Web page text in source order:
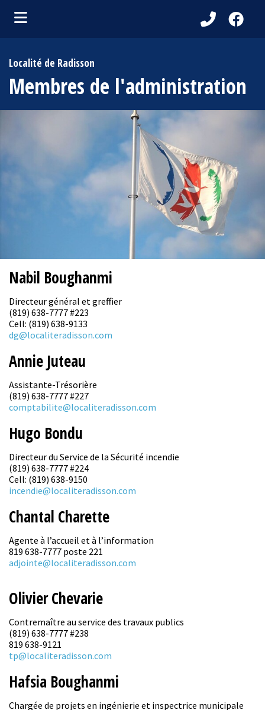
(Activités et loisirs )
Localité de Radisson
Membres de l'administration
Nabil Boughanmi
Directeur général et greffier
(819) 638-7777 #223
Cell: (819) 638-9133
dg@localiteradisson.com
Annie Juteau
Assistante-Trésorière
(819) 638-7777 #227
comptabilite@localiteradisson.com
Hugo Bondu
Directeur du Service de la Sécurité incendie
(819) 638-7777 #224
Cell: (819) 638-9150
incendie@localiteradisson.com
Chantal Charette
Agente à l’accueil et à l’information
819 638-7777 poste 221
adjointe@localiteradisson.com
Olivier Chevarie
Contremaître au service des travaux publics
(819) 638-7777 #238
819 638-9121
tp@localiteradisson.com
Hafsia Boughanmi
Chargée de projets en ingénierie et inspectrice municipale